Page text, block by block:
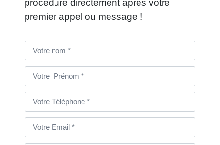
procédure directement après votre
premier appel ou message !